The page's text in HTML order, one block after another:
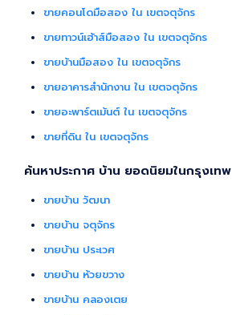
ขายคอนโดมือสอง ใน เขตจตุจักร
ขายทาวน์เฮ้าส์มือสอง ใน เขตจตุจักร
ขายบ้านมือสอง ใน เขตจตุจักร
ขายอาคารสำนักงาน ใน เขตจตุจักร
ขายอะพาร์ตเม้นต์ ใน เขตจตุจักร
ขายที่ดิน ใน เขตจตุจักร
ค้นหาประกาศ บ้าน ยอดนิยมในกรุงเทพ
ขายบ้าน วัฒนา
ขายบ้าน จตุจักร
ขายบ้าน ประเวศ
ขายบ้าน ห้วยขวาง
ขายบ้าน คลองเตย